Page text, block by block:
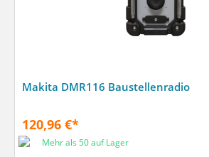
Makita DMR116 Baustellenradio
120,96 €*
Mehr als 50 auf Lager